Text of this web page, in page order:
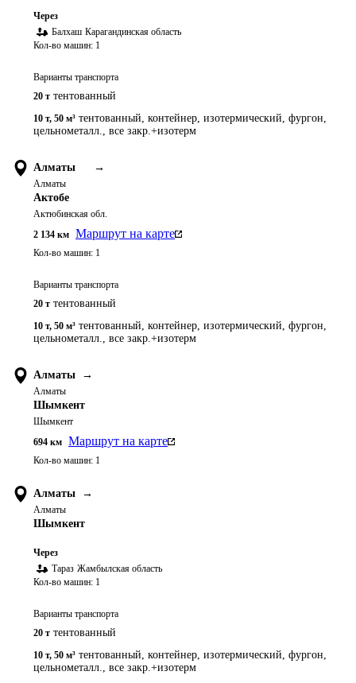
Через
Балхаш Карагандинская область
Кол-во машин: 1
Варианты транспорта
20 т тентованный
10 т, 50 м³ тентованный, контейнер, изотермический, фургон,
цельнометалл., все закр.+изотерм
Алматы →
Алматы
Актобе
Актюбинская обл.
2 134 км Маршрут на карте
Кол-во машин: 1
Варианты транспорта
20 т тентованный
10 т, 50 м³ тентованный, контейнер, изотермический, фургон,
цельнометалл., все закр.+изотерм
Алматы →
Алматы
Шымкент
Шымкент
694 км Маршрут на карте
Кол-во машин: 1
Алматы →
Алматы
Шымкент
Через
Тараз Жамбылская область
Кол-во машин: 1
Варианты транспорта
20 т тентованный
10 т, 50 м³ тентованный, контейнер, изотермический, фургон,
цельнометалл., все закр.+изотерм